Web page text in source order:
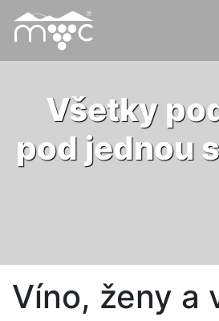
Všetky
pod jednou
Víno, ženy a